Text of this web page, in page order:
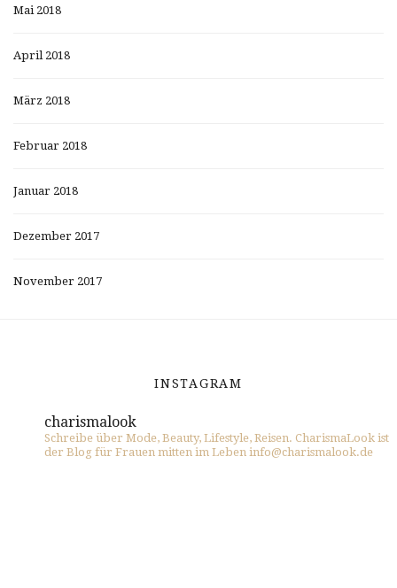
Mai 2018
April 2018
März 2018
Februar 2018
Januar 2018
Dezember 2017
November 2017
INSTAGRAM
charismalook
Schreibe über Mode, Beauty, Lifestyle, Reisen. CharismaLook ist
der Blog für Frauen mitten im Leben info@charismalook.de